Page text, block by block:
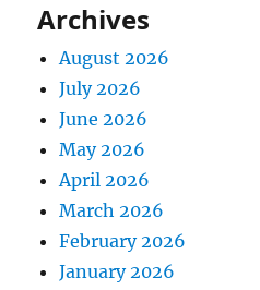
Archives
August 2026
July 2026
June 2026
May 2026
April 2026
March 2026
February 2026
January 2026